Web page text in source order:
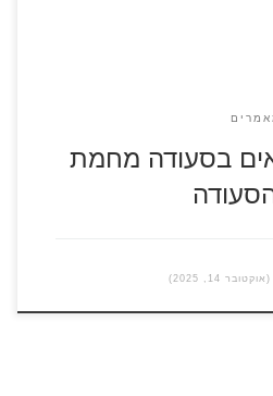
בסעודה מחמת
14, 2025)